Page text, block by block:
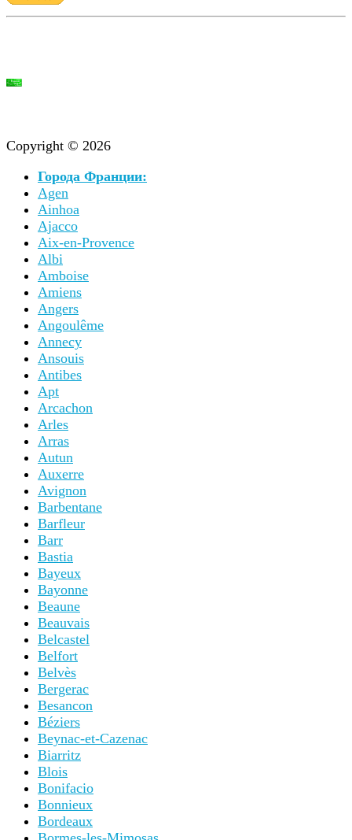
Copyright © 2026
Города Франции:
Agen
Ainhoa
Ajacco
Aix-en-Provence
Albi
Amboise
Amiens
Angers
Angoulême
Annecy
Ansouis
Antibes
Apt
Arcachon
Arles
Arras
Autun
Auxerre
Avignon
Barbentane
Barfleur
Barr
Bastia
Bayeux
Bayonne
Beaune
Beauvais
Belcastel
Belfort
Belvès
Bergerac
Besancon
Béziers
Beynac-et-Cazenac
Biarritz
Blois
Bonifacio
Bonnieux
Bordeaux